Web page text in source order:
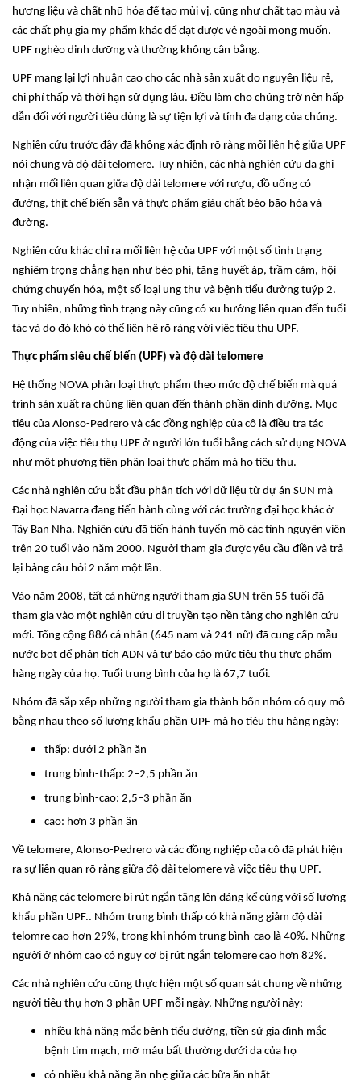
hương liệu và chất nhũ hóa để tạo mùi vị, cũng như chất tạo màu và
các chất phụ gia mỹ phẩm khác để đạt được vẻ ngoài mong muốn.
UPF nghèo dinh dưỡng và thường không cân bằng.
UPF mang lại lợi nhuận cao cho các nhà sản xuất do nguyên liệu rẻ,
chi phí thấp và thời hạn sử dụng lâu. Điều làm cho chúng trở nên hấp
dẫn đối với người tiêu dùng là sự tiện lợi và tính đa dạng của chúng.
Nghiên cứu trước đây đã không xác định rõ ràng mối liên hệ giữa UPF
nói chung và độ dài telomere. Tuy nhiên, các nhà nghiên cứu đã ghi
nhận mối liên quan giữa độ dài telomere với rượu, đồ uống có
đường, thịt chế biến sẵn và thực phẩm giàu chất béo bão hòa và
đường.
Nghiên cứu khác chỉ ra mối liên hệ của UPF với một số tình trạng
nghiêm trọng chẳng hạn như béo phì, tăng huyết áp, trầm cảm, hội
chứng chuyển hóa, một số loại ung thư và bệnh tiểu đường tuýp 2.
Tuy nhiên, những tình trạng này cũng có xu hướng liên quan đến tuổi
tác và do đó khó có thể liên hệ rõ ràng với việc tiêu thụ UPF.
Thực phẩm siêu chế biến (UPF) và độ dài telomere
Hệ thống NOVA phân loại thực phẩm theo mức độ chế biến mà quá
trình sản xuất ra chúng liên quan đến thành phần dinh dưỡng. Mục
tiêu của Alonso-Pedrero và các đồng nghiệp của cô là điều tra tác
động của việc tiêu thụ UPF ở người lớn tuổi bằng cách sử dụng NOVA
như một phương tiện phân loại thực phẩm mà họ tiêu thụ.
Các nhà nghiên cứu bắt đầu phân tích với dữ liệu từ dự án SUN mà
Đại học Navarra đang tiến hành cùng với các trường đại học khác ở
Tây Ban Nha. Nghiên cứu đã tiến hành tuyển mộ các tình nguyện viên
trên 20 tuổi vào năm 2000. Người tham gia được yêu cầu điền và trả
lại bảng câu hỏi 2 năm một lần.
Vào năm 2008, tất cả những người tham gia SUN trên 55 tuổi đã
tham gia vào một nghiên cứu di truyền tạo nền tảng cho nghiên cứu
mới. Tổng cộng 886 cá nhân (645 nam và 241 nữ) đã cung cấp mẫu
nước bọt để phân tích ADN và tự báo cáo mức tiêu thụ thực phẩm
hàng ngày của họ. Tuổi trung bình của họ là 67,7 tuổi.
Nhóm đã sắp xếp những người tham gia thành bốn nhóm có quy mô
bằng nhau theo số lượng khẩu phần UPF mà họ tiêu thụ hàng ngày:
thấp: dưới 2 phần ăn
trung bình-thấp: 2–2,5 phần ăn
trung bình-cao: 2,5–3 phần ăn
cao: hơn 3 phần ăn
Về telomere, Alonso-Pedrero và các đồng nghiệp của cô đã phát hiện
ra sự liên quan rõ ràng giữa độ dài telomere và việc tiêu thụ UPF.
Khả năng các telomere bị rút ngắn tăng lên đáng kể cùng với số lượng
khẩu phần UPF.. Nhóm trung bình thấp có khả năng giảm độ dài
telomre cao hơn 29%, trong khi nhóm trung bình-cao là 40%. Những
người ở nhóm cao có nguy cơ bị rút ngắn telomere cao hơn 82%.
Các nhà nghiên cứu cũng thực hiện một số quan sát chung về những
người tiêu thụ hơn 3 phần UPF mỗi ngày. Những người này:
nhiều khả năng mắc bệnh tiểu đường, tiền sử gia đình mắc
bệnh tim mạch, mỡ máu bất thường dưới da của họ
có nhiều khả năng ăn nhẹ giữa các bữa ăn nhất